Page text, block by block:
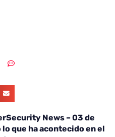
News – 03 de
que ha acontecido en el